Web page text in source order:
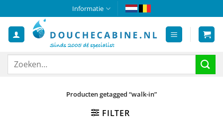
naar
inhoud
Informatie
Zoeken
Producten getagged “walk-in”
FILTER